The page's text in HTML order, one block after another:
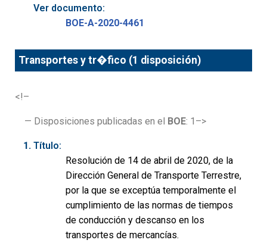
Ver documento:
BOE-A-2020-4461
Transportes y tr�fico (1 disposición)
<!–
— Disposiciones publicadas en el BOE: 1–>
Título:
Resolución de 14 de abril de 2020, de la
Dirección General de Transporte Terrestre,
por la que se exceptúa temporalmente el
cumplimiento de las normas de tiempos
de conducción y descanso en los
transportes de mercancías.